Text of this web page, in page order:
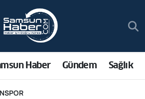
Haber Gündem Sağlık
Durumu ve Fikstür